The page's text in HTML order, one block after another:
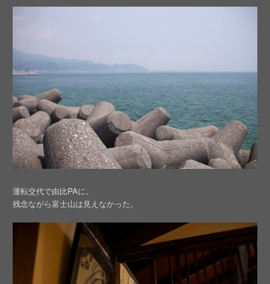
運転交代で由比PAに。
残念ながら富士山は見えなかった。